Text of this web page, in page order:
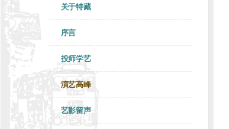
关于特藏
序言
投师学艺
演艺高峰
艺影留声